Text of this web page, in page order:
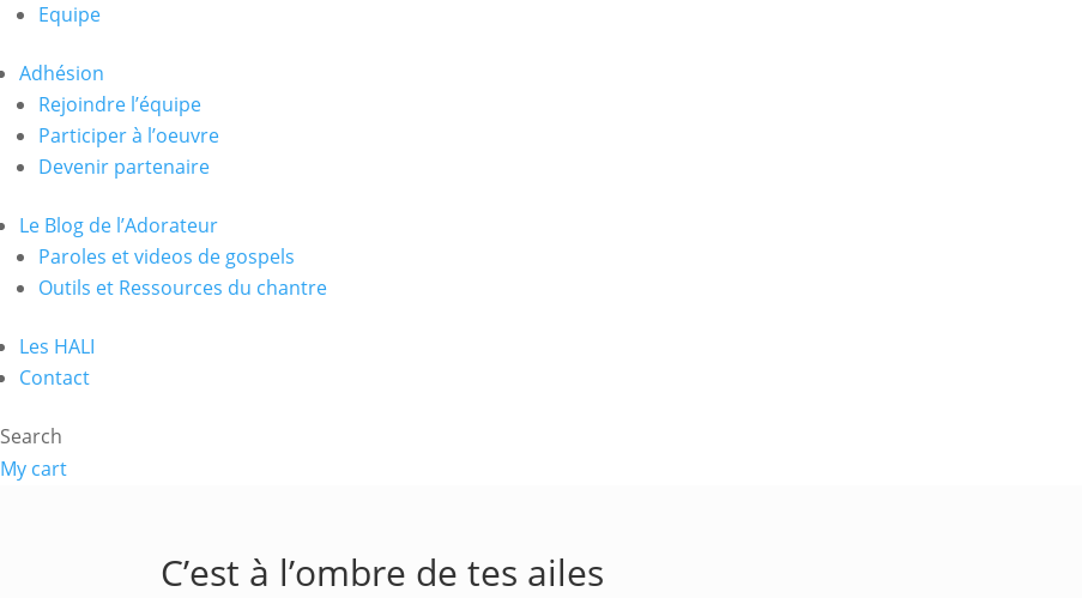
Equipe
Adhésion
Rejoindre l’équipe
Participer à l’oeuvre
Devenir partenaire
Le Blog de l’Adorateur
Paroles et videos de gospels
Outils et Ressources du chantre
Les HALI
Contact
Search
My cart
C’est à l’ombre de tes ailes